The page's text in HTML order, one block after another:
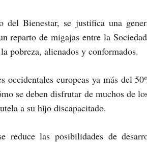
del Bienestar, se justifica una
reparto de migajas entre la
pobreza, alienados y conformados.
occidentales europeas ya más del
se deben disfrutar de muchos de
a su hijo discapacitado.
reduce las posibilidades de